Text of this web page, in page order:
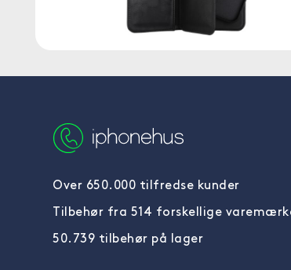
Over 650.000 tilfredse kunder
Tilbehør fra 514 forskellige
50.739 tilbehør på lager